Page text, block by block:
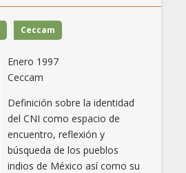
Ceccam
Enero 1997
Ceccam
Definición sobre la identidad
del CNI como espacio de
encuentro, reflexión y
búsqueda de los pueblos
indios de México así como su